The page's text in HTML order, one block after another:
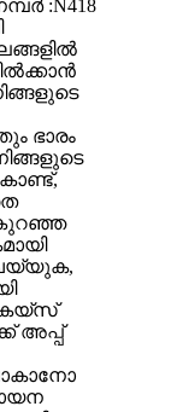
:N418
ഭാരം
കുറഞ്ഞ
അപ്പ്